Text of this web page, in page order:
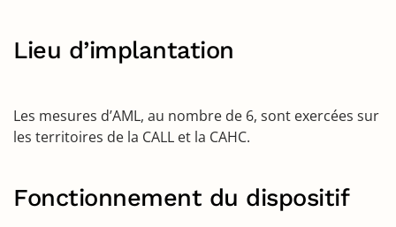
Lieu d’implantation
Les mesures d’AML, au nombre de 6, sont exercées sur
les territoires de la CALL et la CAHC.
Fonctionnement du dispositif